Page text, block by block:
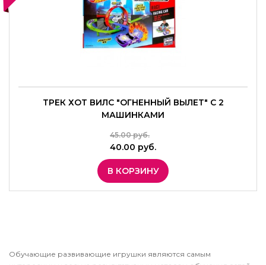
ТРЕК ХОТ ВИЛС "ОГНЕННЫЙ ВЫЛЕТ" С 2
МАШИНКАМИ
45.00 руб.
40.00 руб.
В КОРЗИНУ
Обучающие развивающие игрушки являются самым